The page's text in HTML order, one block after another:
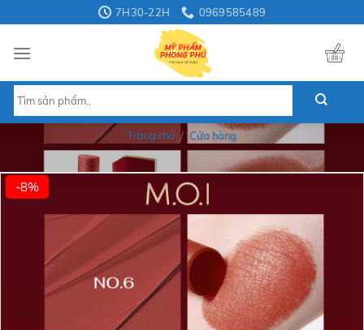
to
content
7H30-22H 0969585489
Tìm
Trang chủ / Cửa hàng
-8%